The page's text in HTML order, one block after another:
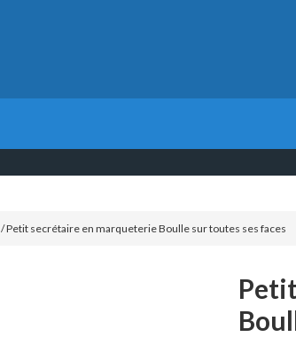
/Petit secrétaire en marqueterie Boulle sur toutes ses faces